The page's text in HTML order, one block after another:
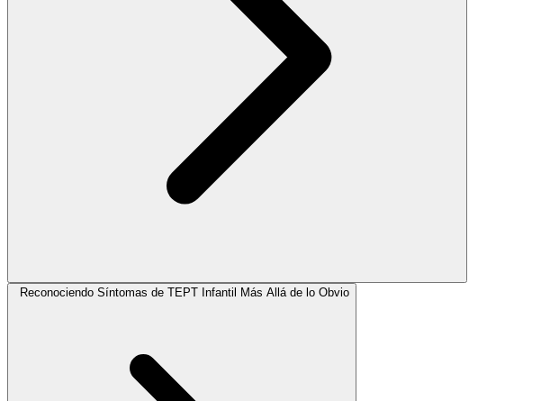
Reconociendo Síntomas de TEPT Infantil Más Allá de lo Obvio